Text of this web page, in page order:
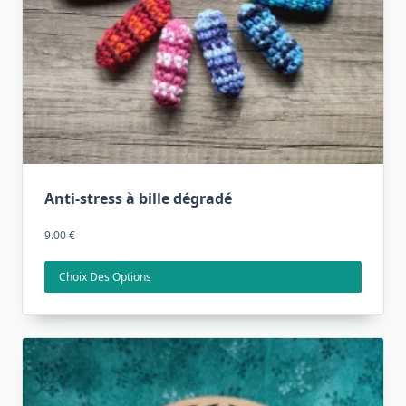
Anti-stress à bille dégradé
9.00€
Choix Des Options
Ce
plusieurs
variations.
Les
options
peuvent
être